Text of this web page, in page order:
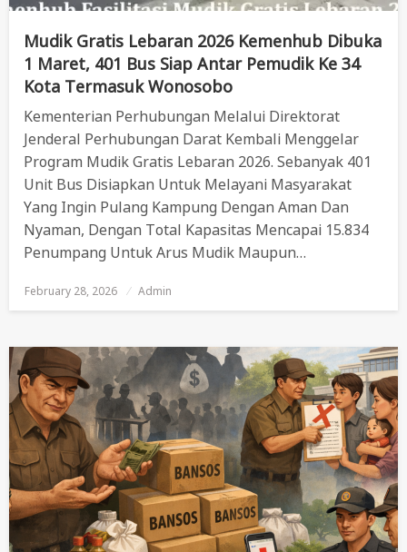
Mudik Gratis Lebaran 2026 Kemenhub Dibuka
1 Maret, 401 Bus Siap Antar Pemudik Ke 34
Kota Termasuk Wonosobo
Kementerian Perhubungan Melalui Direktorat
Jenderal Perhubungan Darat Kembali Menggelar
Program Mudik Gratis Lebaran 2026. Sebanyak 401
Unit Bus Disiapkan Untuk Melayani Masyarakat
Yang Ingin Pulang Kampung Dengan Aman Dan
Nyaman, Dengan Total Kapasitas Mencapai 15.834
Penumpang Untuk Arus Mudik Maupun…
Posted
February 28, 2026 Admin